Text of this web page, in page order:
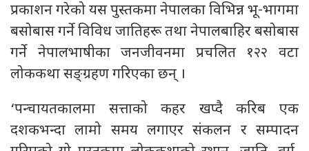
प्रकाशन गरेको यस पुस्तकमा नेपालका विभिन्न भू-भागमा
बसोबास गर्ने विविध जातिहरू तथा नेपालबाहिर बसोबास
गर्ने नेपालभाषीका जनजीवनमा प्रचलित १२२ वटा
लोककथा सङ्ग्रहण गरिएका छन् ।
‘पन्चायतकालमा सत्ताको कहर खप्दै करिब एक
दशकभन्दा लामो समय लगाएर संकलन र सम्पादन